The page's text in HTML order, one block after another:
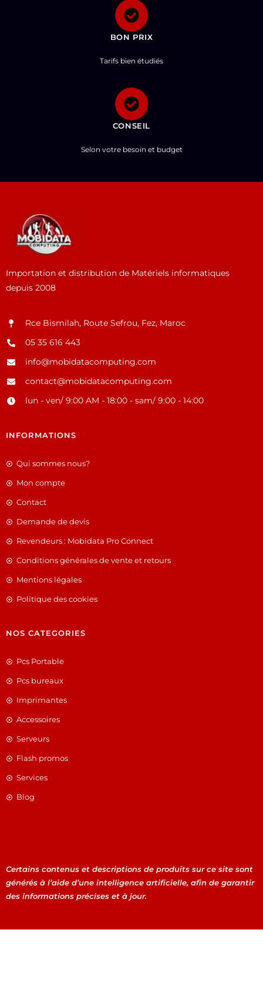
BON PRIX
Tarifs bien étudiés
CONSEIL
Selon votre besoin et budget
Importation et distribution de Matériels informatiques
depuis 2008
Rce Bismilah, Route Sefrou, Fez, Maroc
05 35 616 443
info@mobidatacomputing.com
contact@mobidatacomputing.com
lun - ven/ 9:00 AM - 18:00 - sam/ 9:00 - 14:00
INFORMATIONS
Qui sommes nous?
Mon compte
Contact
Demande de devis
Revendeurs : Mobidata Pro Connect
Conditions générales de vente et retours
Mentions légales
Politique des cookies
NOS CATEGORIES
Pcs Portable
Pcs bureaux
Imprimantes
Accessoires
Serveurs
Flash promos
Services
Blog
Certains contenus et descriptions de produits sur ce site sont
générés à l’aide d’une intelligence artificielle, afin de garantir
des informations précises et à jour.